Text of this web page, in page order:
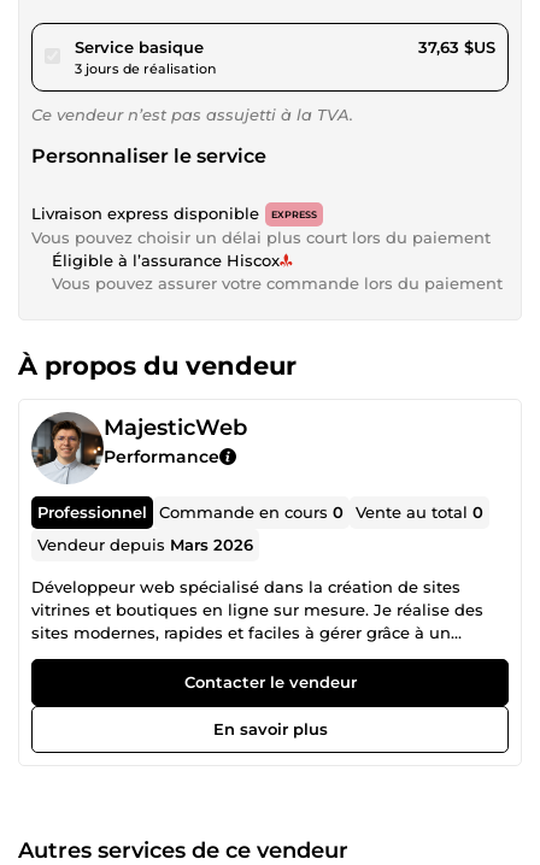
Service basiquepour 34,68 $US
3 jours de réalisation
37,63 $US
Ce vendeur n’est pas assujetti à la TVA.
Personnaliser le service
Livraison express disponible EXPRESS
Vous pouvez choisir un délai plus court lors du paiement
Éligible à l’assurance Hiscox
Vous pouvez assurer votre commande lors du paiement
À propos du vendeur
MajesticWeb
Performance
Professionnel Commande en cours0 Vente au total0
Vendeur depuis Mars 2026
Développeur web spécialisé dans la création de sites
vitrines et boutiques en ligne sur mesure. Je réalise des
sites modernes, rapides et faciles à gérer grâce à un
espace administrateur simple et personnalisé. Mon
objectif est de vous fournir un site professionnel, adapté à
votre activité, avec un accompagnement sérieux et une
Contacter le vendeur
En savoir plus
Autres services de ce vendeur